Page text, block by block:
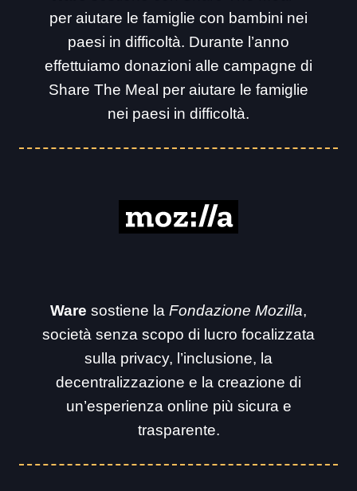
per aiutare le famiglie con bambini nei
paesi in difficoltà. Durante l’anno
effettuiamo donazioni alle campagne di
Share The Meal per aiutare le famiglie
nei paesi in difficoltà.
Ware sostiene la Fondazione Mozilla,
società senza scopo di lucro focalizzata
sulla privacy, l’inclusione, la
decentralizzazione e la creazione di
un’esperienza online più sicura e
trasparente.